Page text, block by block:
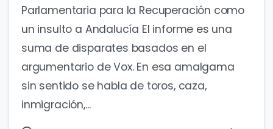
Parlamentaria para la Recuperación como
un insulto a Andalucía El informe es una
suma de disparates basados en el
argumentario de Vox. En esa amalgama
sin sentido se habla de toros, caza,
inmigración,...